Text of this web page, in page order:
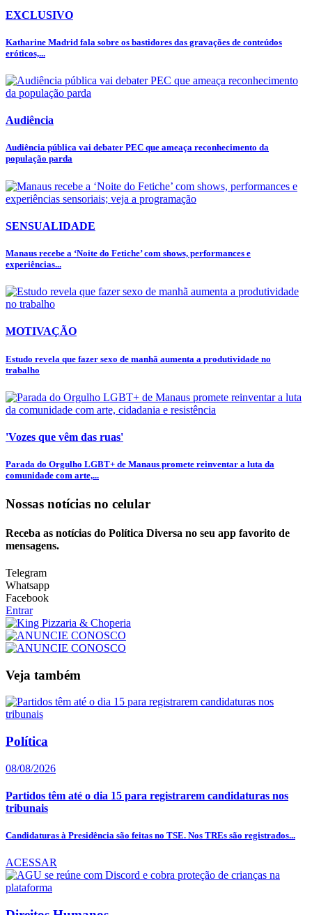
EXCLUSIVO
Katharine Madrid fala sobre os bastidores das gravações de conteúdos
eróticos,...
Audiência
Audiência pública vai debater PEC que ameaça reconhecimento da
população parda
SENSUALIDADE
Manaus recebe a ‘Noite do Fetiche’ com shows, performances e
experiências...
MOTIVAÇÃO
Estudo revela que fazer sexo de manhã aumenta a produtividade no
trabalho
'Vozes que vêm das ruas'
Parada do Orgulho LGBT+ de Manaus promete reinventar a luta da
comunidade com arte,...
Nossas notícias no celular
Receba as notícias do Política Diversa no seu app favorito de
mensagens.
Telegram
Whatsapp
Facebook
Entrar
Veja também
Política
08/08/2026
Partidos têm até o dia 15 para registrarem candidaturas nos
tribunais
Candidaturas à Presidência são feitas no TSE. Nos TREs são registrados...
ACESSAR